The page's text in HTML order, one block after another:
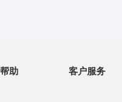
帮助 客户服务